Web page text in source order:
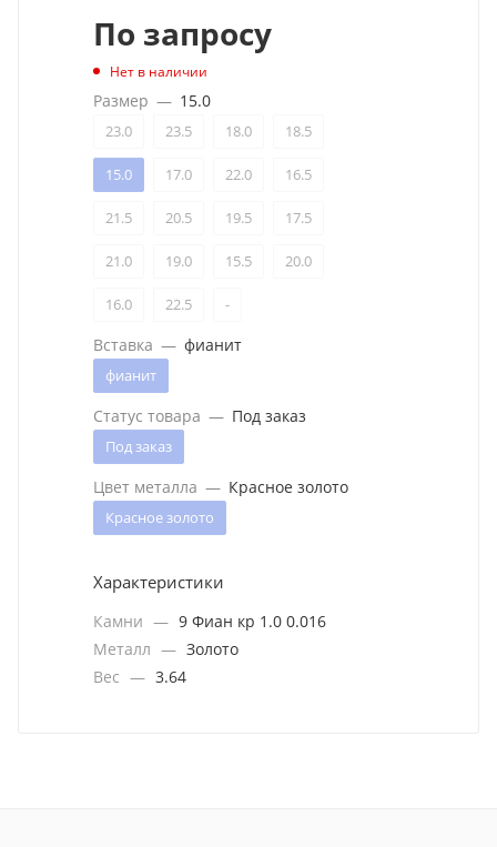
По запросу
Нет в наличии
Размер — 15.0
23.0 23.5 18.0 18.5
15.0 17.0 22.0 16.5
21.5 20.5 19.5 17.5
21.0 19.0 15.5 20.0
16.0 22.5 -
Вставка — фианит
фианит
Статус товара — Под заказ
Под заказ
Цвет металла — Красное золото
Красное золото
Характеристики
Камни — 9 Фиан кр 1.0 0.016
Металл — Золото
Вес — 3.64